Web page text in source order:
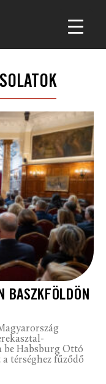
BASZKFÖLDÖN
be Habsburg Ottó
térséghez fűződő